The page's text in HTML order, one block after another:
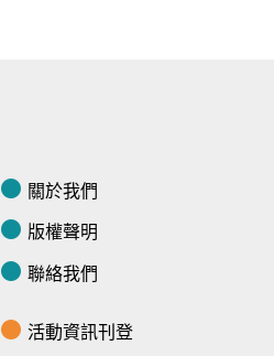
關於我們
版權聲明
聯絡我們
活動資訊刊登